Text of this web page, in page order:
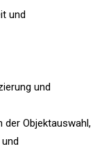
und
und
der Objektauswahl,